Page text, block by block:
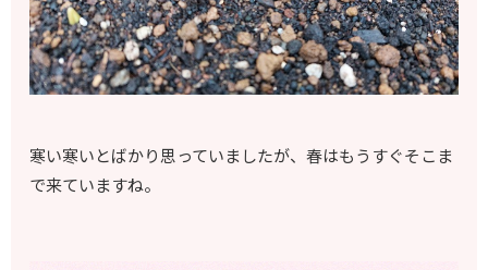
寒い寒いとばかり思っていましたが、春はもうすぐそこま
で来ていますね。